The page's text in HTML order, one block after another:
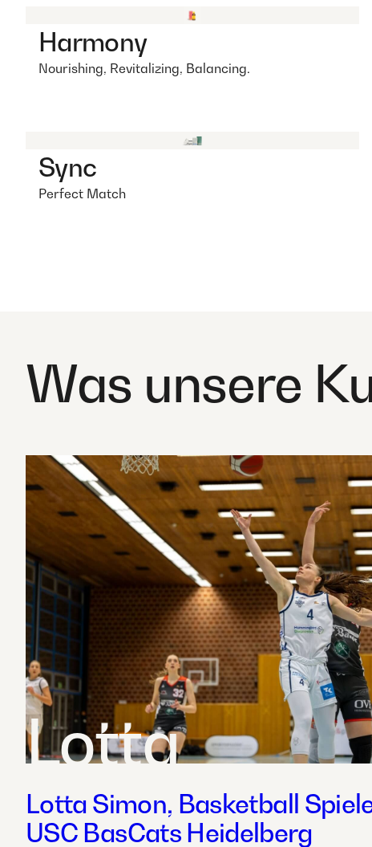
Harmony
Nourishing, Revitalizing, Balancing.
Sync
Perfect Match
Was unsere
Lotta
Lotta Simon, Basketball
USC BasCats Heidelberg